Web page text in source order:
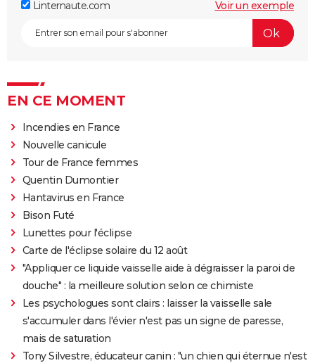
Linternaute.com Voir un exemple
EN CE MOMENT
Incendies en France
Nouvelle canicule
Tour de France femmes
Quentin Dumontier
Hantavirus en France
Bison Futé
Lunettes pour l'éclipse
Carte de l'éclipse solaire du 12 août
"Appliquer ce liquide vaisselle aide à dégraisser la paroi de
douche" : la meilleure solution selon ce chimiste
Les psychologues sont clairs : laisser la vaisselle sale
s'accumuler dans l'évier n'est pas un signe de paresse,
mais de saturation
Tony Silvestre, éducateur canin : "un chien qui éternue n'est